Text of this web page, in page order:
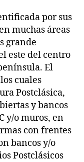
por sus
muchas áreas
grande
este del centro
El
cuales
Postclásica,
y bancos
y/o muros, en
con frentes
bancos y/o
Postclásicos